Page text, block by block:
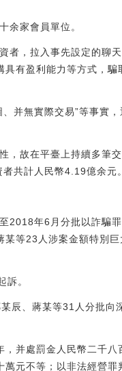
余家會員單位。
者，拉入事先設定的聊
有盈利能力等方式，
并無實際交易”等事實，
，故在平臺上持續多筆
共計人民幣4.19億余元。
2018年6月分批以詐騙
等23人涉案金額特別
訴。
辰、蔣某等31人分批向
并處罰金人民幣二千八
元不等；以非法經營